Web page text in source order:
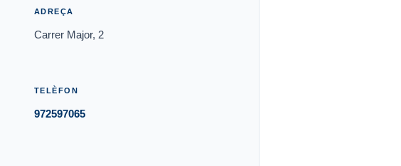
ADREÇA
Carrer Major, 2
TELÈFON
972597065